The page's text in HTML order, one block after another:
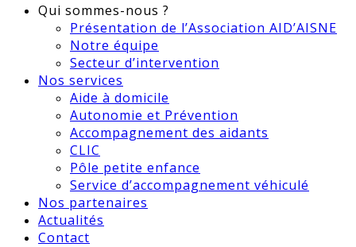
Qui sommes-nous ?
Présentation de l’Association AID’AISNE
Notre équipe
Secteur d’intervention
Nos services
Aide à domicile
Autonomie et Prévention
Accompagnement des aidants
CLIC
Pôle petite enfance
Service d’accompagnement véhiculé
Nos partenaires
Actualités
Contact